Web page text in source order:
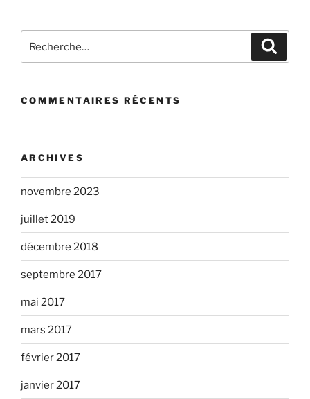
pour
COMMENTAIRES RÉCENTS
ARCHIVES
novembre 2023
juillet 2019
décembre 2018
septembre 2017
mai 2017
mars 2017
février 2017
janvier 2017